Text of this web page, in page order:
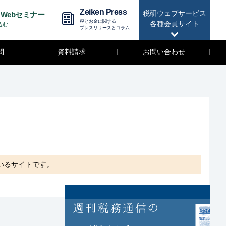
税研ウェブサービス
各種会員サイト
セミナー
む
Zeiken Press
税とお金に関する
プレスリリースとコラム
資料請求 お問い合わせ
サイトです。